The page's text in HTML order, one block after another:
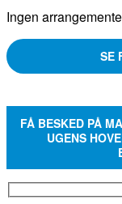
Ingen
SE
FÅ BESKED PÅ
UGENS